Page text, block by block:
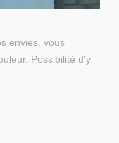
envies, vous
Possibilité d'y